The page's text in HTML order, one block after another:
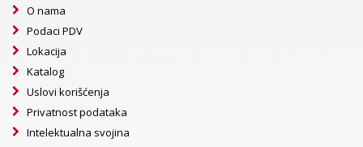
O nama
Podaci PDV
Lokacija
Katalog
Uslovi korišćenja
Privatnost podataka
Intelektualna svojina